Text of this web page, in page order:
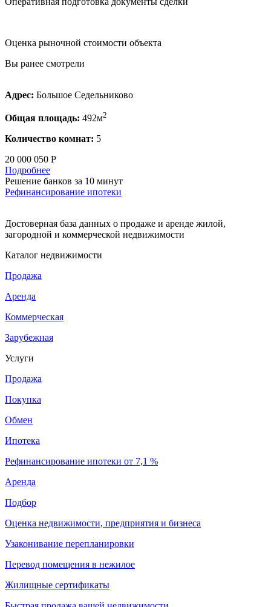
Оценка рыночной стоимости объекта
Вы ранее смотрели
Адрес: Большое Седельниково
Общая площадь: 492м2
Количество комнат: 5
20 000 050 Р
Подробнее
Решение банков за 10 минут
Рефинансирование ипотеки
Достоверная база данных о продаже и аренде жилой,
загородной и коммерческой недвижимости
Каталог недвижимости
Продажа
Аренда
Коммерческая
Зарубежная
Услуги
Продажа
Покупка
Обмен
Ипотека
Рефинансирование ипотеки от 7,1 %
Аренда
Подбор
Оценка недвижимости, предприятия и бизнеса
Узаконивание перепланировки
Перевод помещения в нежилое
Жилищные сертификаты